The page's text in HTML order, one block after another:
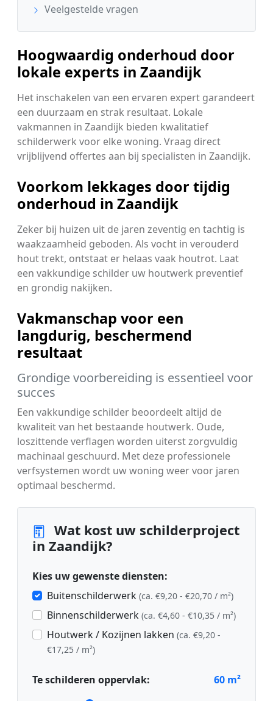
Veelgestelde vragen
Hoogwaardig onderhoud door
lokale experts in Zaandijk
Het inschakelen van een ervaren expert garandeert
een duurzaam en strak resultaat. Lokale
vakmannen in Zaandijk bieden kwalitatief
schilderwerk voor elke woning. Vraag direct
vrijblijvend offertes aan bij specialisten in Zaandijk.
Voorkom lekkages door tijdig
onderhoud in Zaandijk
Zeker bij huizen uit de jaren zeventig en tachtig is
waakzaamheid geboden. Als vocht in verouderd
hout trekt, ontstaat er helaas vaak houtrot. Laat
een vakkundige schilder uw houtwerk preventief
en grondig nakijken.
Vakmanschap voor een
langdurig, beschermend
resultaat
Grondige voorbereiding is essentieel voor
succes
Een vakkundige schilder beoordeelt altijd de
kwaliteit van het bestaande houtwerk. Oude,
loszittende verflagen worden uiterst zorgvuldig
machinaal geschuurd. Met deze professionele
verfsystemen wordt uw woning weer voor jaren
optimaal beschermd.
Wat kost uw schilderproject
in Zaandijk?
Kies uw gewenste diensten:
Buitenschilderwerk (ca. €9,20 - €20,70 / m²)
Binnenschilderwerk (ca. €4,60 - €10,35 / m²)
Houtwerk / Kozijnen lakken (ca. €9,20 -
€17,25 / m²)
Te schilderen oppervlak: 60 m²